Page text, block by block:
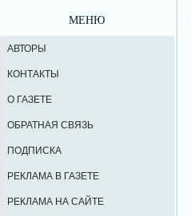
МЕНЮ
АВТОРЫ
КОНТАКТЫ
О ГАЗЕТЕ
ОБРАТНАЯ СВЯЗЬ
ПОДПИСКА
РЕКЛАМА В ГАЗЕТЕ
РЕКЛАМА НА САЙТЕ